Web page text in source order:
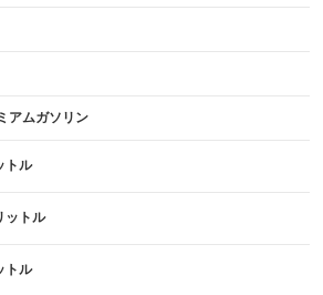
アムガソリン
トル
ットル
トル